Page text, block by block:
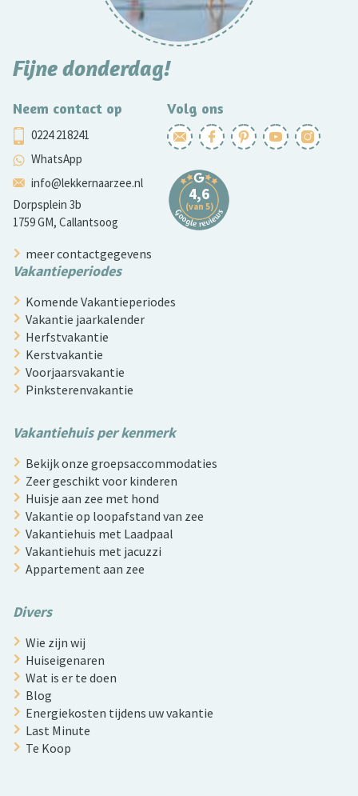
Fijne donderdag!
Neem contact op
0224 218241
WhatsApp
info@lekkernaarzee.nl
Dorpsplein 3b
1759 GM, Callantsoog
Volg ons
meer contactgegevens
Vakantieperiodes
Komende Vakantieperiodes
Vakantie jaarkalender
Herfstvakantie
Kerstvakantie
Voorjaarsvakantie
Pinksterenvakantie
Vakantiehuis per kenmerk
Bekijk onze groepsaccommodaties
Zeer geschikt voor kinderen
Huisje aan zee met hond
Vakantie op loopafstand van zee
Vakantiehuis met Laadpaal
Vakantiehuis met jacuzzi
Appartement aan zee
Divers
Wie zijn wij
Huiseigenaren
Wat is er te doen
Blog
Energiekosten tijdens uw vakantie
Last Minute
Te Koop